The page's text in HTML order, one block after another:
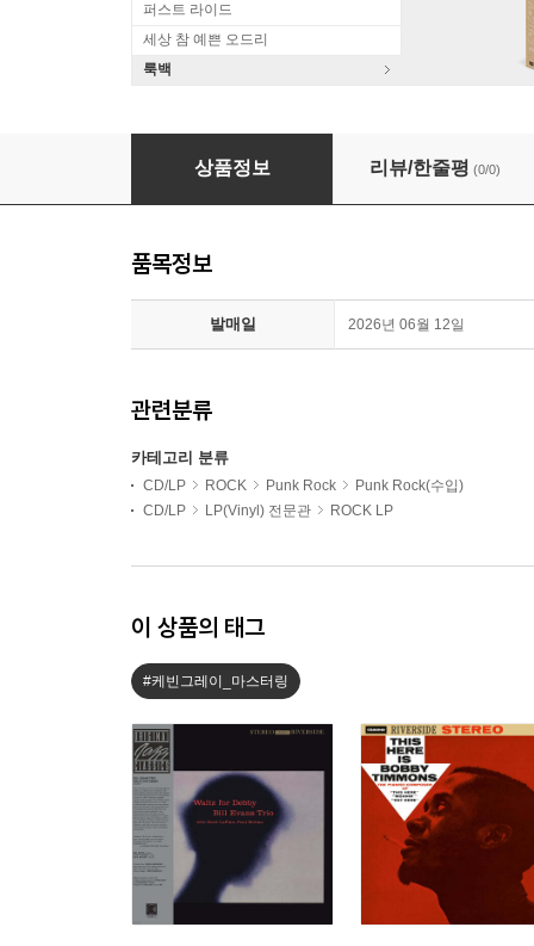
퍼스트 라이드
세상 참 예쁜 오드리
룩백
Sex Pistols (섹스 피스톨즈) - Never Mind
상품정보 리뷰/한줄평 (0/0)
품목정보
발매일 2026년 06월 12일
관련분류
카테고리 분류
CD/LP ROCK Punk Rock
Punk Rock(수입)
CD/LP
LP(Vinyl) 전문관 ROCK LP
이 상품의 태그
#케빈그레이_마스터링